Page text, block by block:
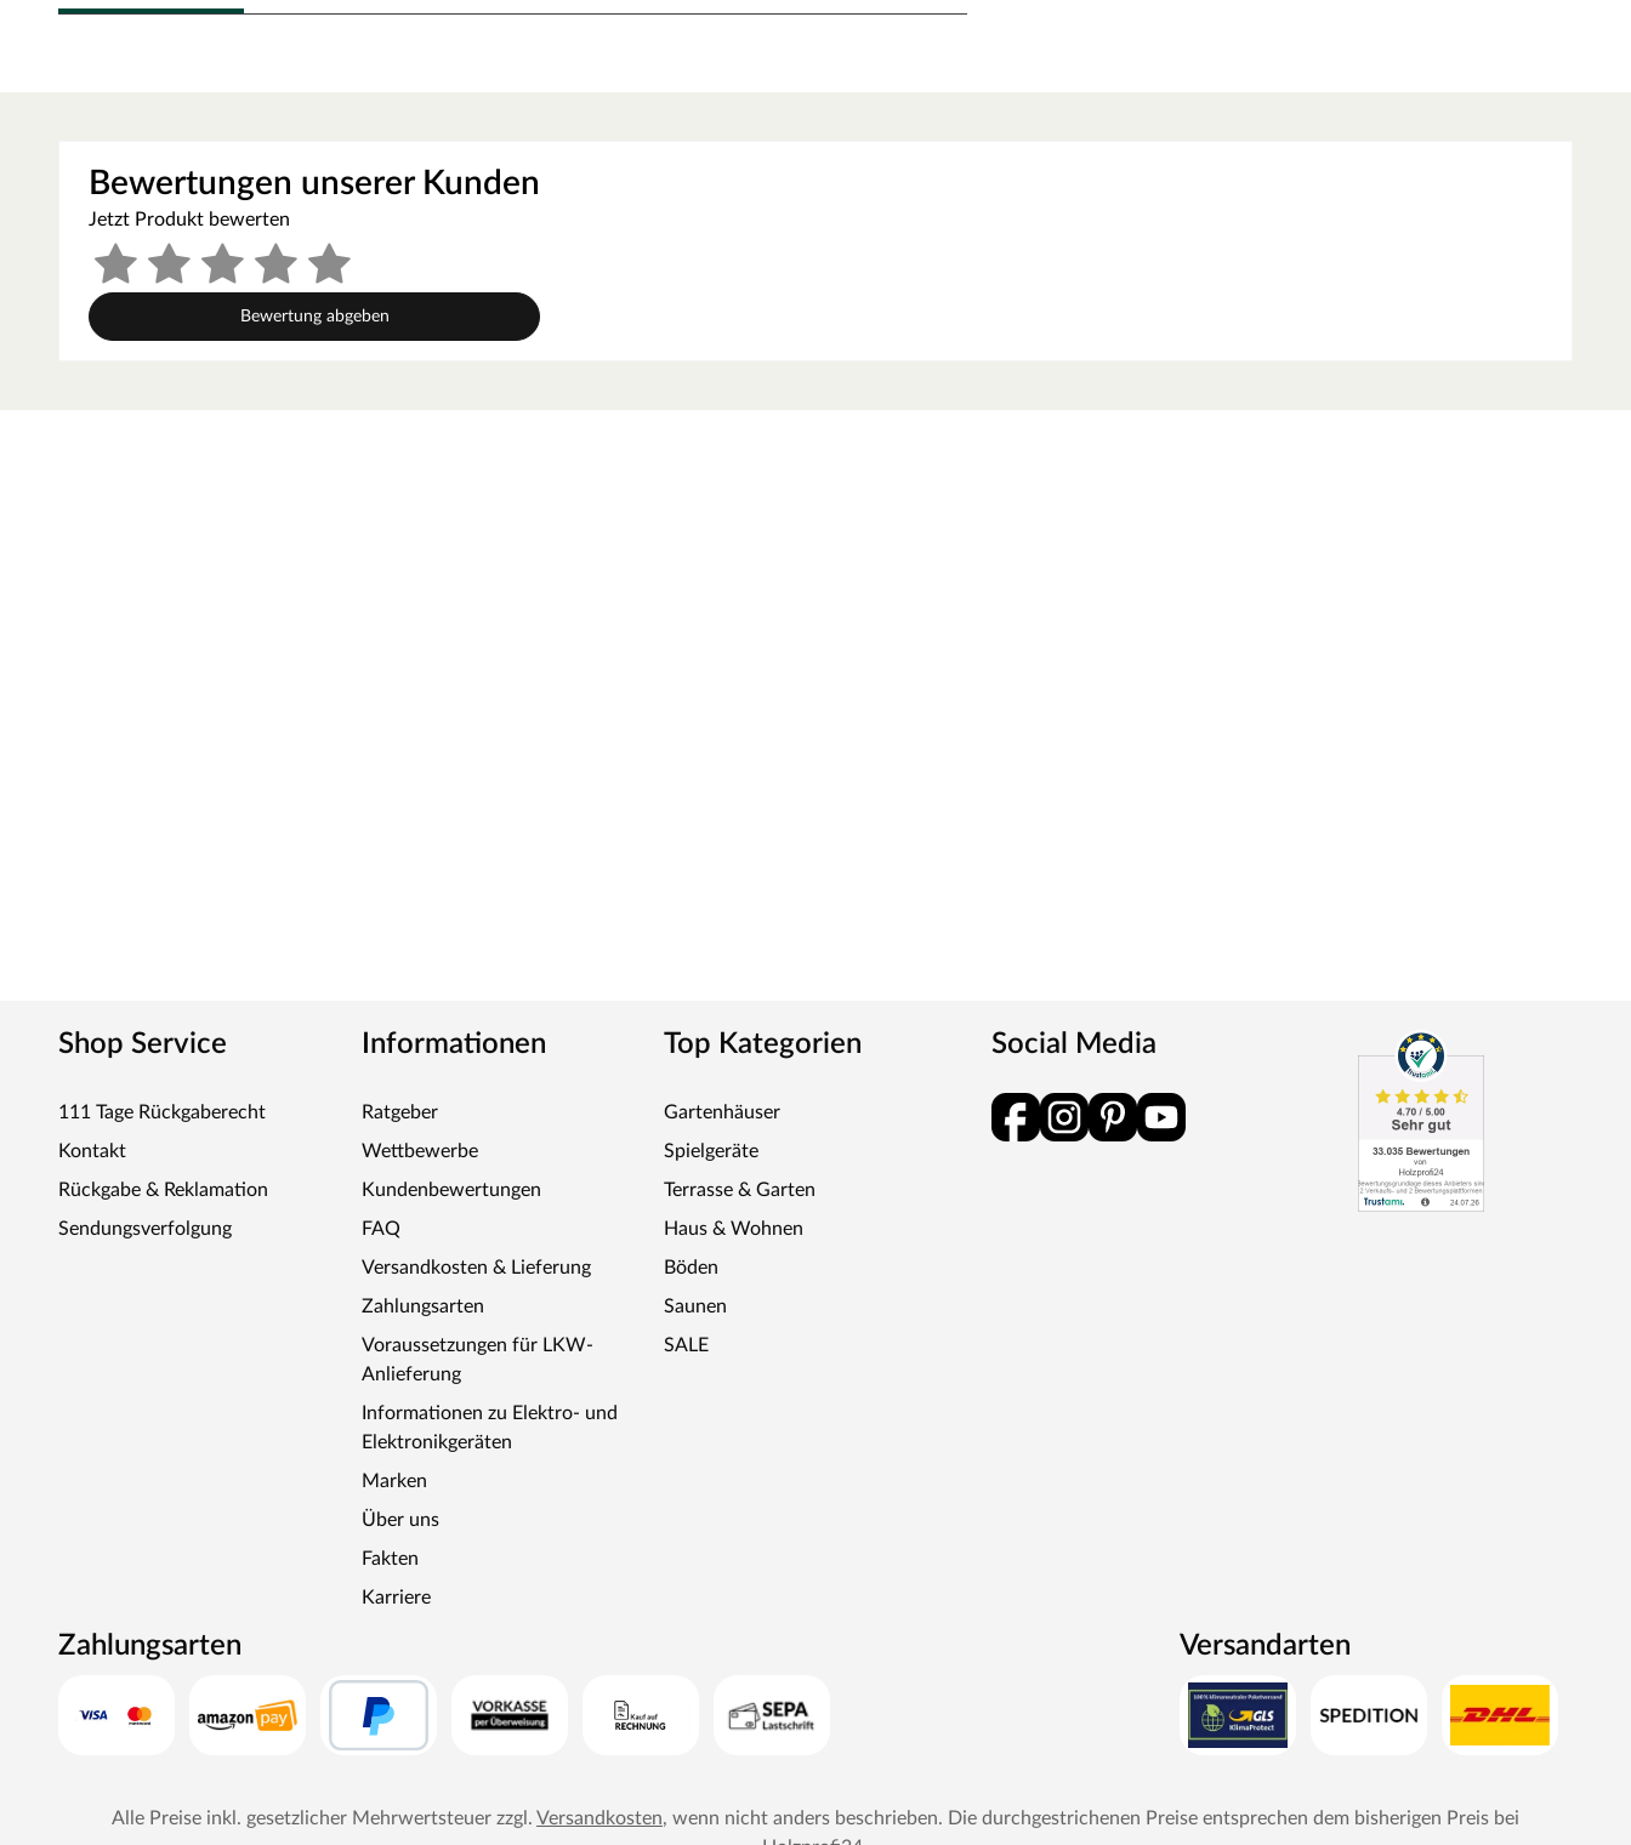
warme, natürliche Akzente und ermöglicht an Zaunecken einen stabilen Richtungswechsel – ideal für eine
harmonische Integration in grüne Gartenlandschaften.
WPC ist eine Mischung aus Naturfasern und Kunststoff, die sehr stabil, verwitterungsfrei und besonders
pflegeleicht ist. Es lässt sich bequem mit einem Lappen und klarem Wasser reinigen. Bei
naturfaserverstärkten Holzwerkstoffen wie WPC sind Farbunterschiede völlig typisch und können
produktions- und chargenbedingt schwanken. Mit einem pigmentierten Pflege- oder Schutzmittel kann die
Bewertungen unserer Kunden
Jetzt Produkt bewerten
Bewertung abgeben
Shop Service
111 Tage Rückgaberecht
Kontakt
Rückgabe & Reklamation
Sendungsverfolgung
Informationen
Ratgeber
Wettbewerbe
Kundenbewertungen
FAQ
Versandkosten & Lieferung
Zahlungsarten
Voraussetzungen für LKW-
Anlieferung
Informationen zu Elektro- und
Elektronikgeräten
Marken
Über uns
Fakten
Karriere
Top Kategorien
Gartenhäuser
Spielgeräte
Terrasse & Garten
Haus & Wohnen
Böden
Saunen
SALE
Social Media
Zahlungsarten Versandarten
Alle Preise inkl. gesetzlicher Mehrwertsteuer zzgl. Versandkosten, wenn nicht anders beschrieben. Die durchgestrichenen Preise entsprechen dem bisherigen Preis bei